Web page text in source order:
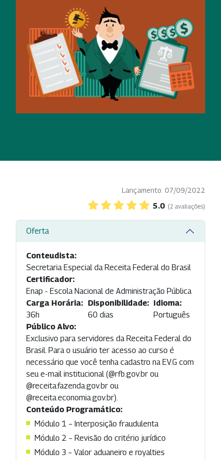
Lançamento: 07/09/2022
5.0 (2 avaliações)
Oferta
Conteudista:
Secretaria Especial da Receita Federal do Brasil
Certificador:
Enap - Escola Nacional de Administração Pública
Carga Horária:
36h
Disponibilidade:
60 dias
Idioma:
Português
Público Alvo:
Exclusivo para servidores da Receita Federal do
Brasil. Para o usuário ter acesso ao curso é
necessário que você tenha cadastro na EV.G com
seu e-mail institucional (@rfb.gov.br ou
@receita.fazenda.gov.br ou
@receita.economia.gov.br).
Conteúdo Programático:
Módulo 1 – Interposição fraudulenta
Módulo 2 – Revisão do critério jurídico
Módulo 3 – Valor aduaneiro e royalties